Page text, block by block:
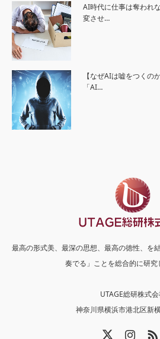
AI時代に仕事は奪われ
変させ…
【なぜAIは嘘をつくの
「AI…
最高の形式美、最深の思想、最高の徳性、を
奏でる」ことを総合的に研
UTAGE総研株式
神奈川県横浜市港北区新